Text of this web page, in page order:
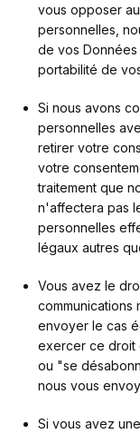
vous opposer
personnelles,
de vos
portabilité de
Si nous avons
personnelles
retirer votre
votre
traitement que
n'affectera pas
personnelles
légaux autres
Vous avez le
communications
envoyer le cas
exercer ce droit
ou "se
nous vous
Si vous avez